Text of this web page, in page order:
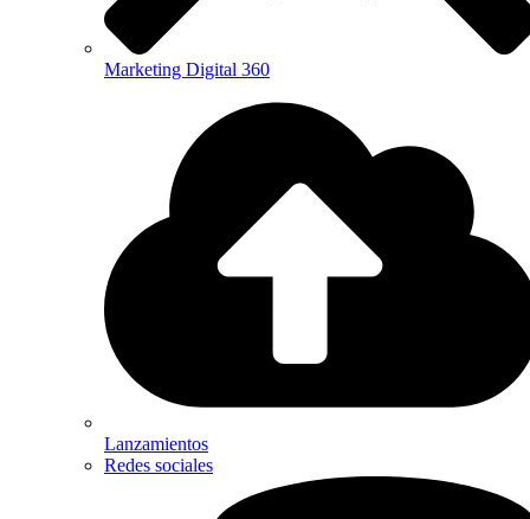
Marketing Digital 360
Lanzamientos
Redes sociales